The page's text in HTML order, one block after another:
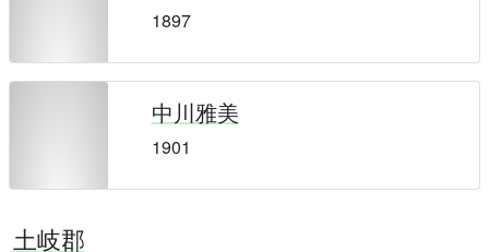
1897
中川雅美
1901
土岐郡